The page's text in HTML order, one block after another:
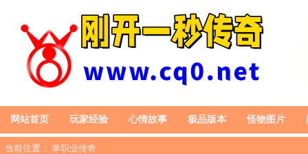
网站首页 玩家经验 心情故事 极品版本 怪物图片
当前位置： 单职业传奇